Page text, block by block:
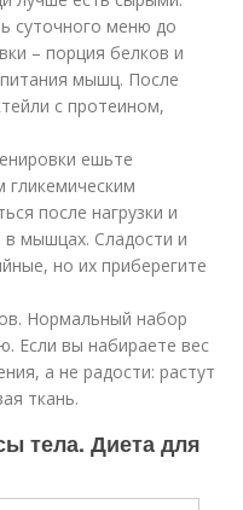
суточного меню до
– порция белков и
мышц. После
с протеином,
ешьте
гликемическим
после нагрузки и
в мышцах. Сладости и
но их приберегите
Нормальный набор
Если вы набираете вес
а не радости: растут
ткань.
тела. Диета для